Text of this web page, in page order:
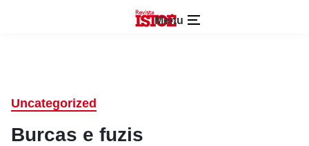
Menu
Uncategorized
Burcas e fuzis